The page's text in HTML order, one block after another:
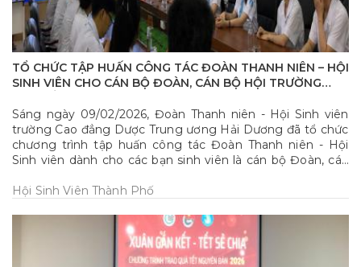
TỔ CHỨC TẬP HUẤN CÔNG TÁC ĐOÀN THANH NIÊN – HỘI
SINH VIÊN CHO CÁN BỘ ĐOÀN, CÁN BỘ HỘI TRƯỜNG
Sáng ngày 09/02/2026, Đoàn Thanh niên - Hội Sinh viên
trường Cao đẳng Dược Trung ương Hải Dương đã tổ chức
chương trình tập huấn công tác Đoàn Thanh niên - Hội
Sinh viên dành cho các bạn sinh viên là cán bộ Đoàn, cán
Hội Sinh Viên Thành Phố